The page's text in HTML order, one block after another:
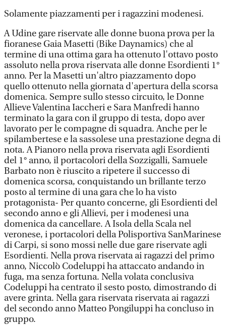
Solamente piazzamenti per i ragazzini modenesi.
A Udine gare riservate alle donne buona prova per la
fioranese Gaia Masetti (Bike Daynamics) che al
termine di una ottima gara ha ottenuto l'ottavo posto
assoluto nella prova riservata alle donne Esordienti 1°
anno. Per la Masetti un'altro piazzamento dopo
quello ottenuto nella giornata d'apertura della scorsa
domenica. Sempre sullo stesso circuito, le Donne
Allieve Valentina Iaccheri e Sara Manfredi hanno
terminato la gara con il gruppo di testa, dopo aver
lavorato per le compagne di squadra. Anche per le
spilambertese e la sassolese una prestazione degna di
nota. A Pianoro nella prova riservata agli Esordienti
del 1° anno, il portacolori della Sozzigalli, Samuele
Barbato non è riuscito a ripetere il successo di
domenica scorsa, conquistando un brillante terzo
posto al termine di una gara che lo ha visto
protagonista- Per quanto concerne, gli Esordienti del
secondo anno e gli Allievi, per i modenesi una
domenica da cancellare. A Isola della Scala nel
veronese, i portacolori della Polisportiva SanMarinese
di Carpi, si sono mossi nelle due gare riservate agli
Esordienti. Nella prova riservata ai ragazzi del primo
anno, Niccolò Codeluppi ha attaccato andando in
fuga, ma senza fortuna. Nella volata conclusiva
Codeluppi ha centrato il sesto posto, dimostrando di
avere grinta. Nella gara riservata riservata ai ragazzi
del secondo anno Matteo Pongiluppi ha concluso in
gruppo.